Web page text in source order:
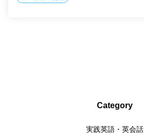
Category
実践英語・英会話